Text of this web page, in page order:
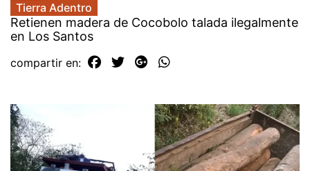
Tierra Adentro
Retienen madera de Cocobolo talada ilegalmente
en Los Santos
compartir en: